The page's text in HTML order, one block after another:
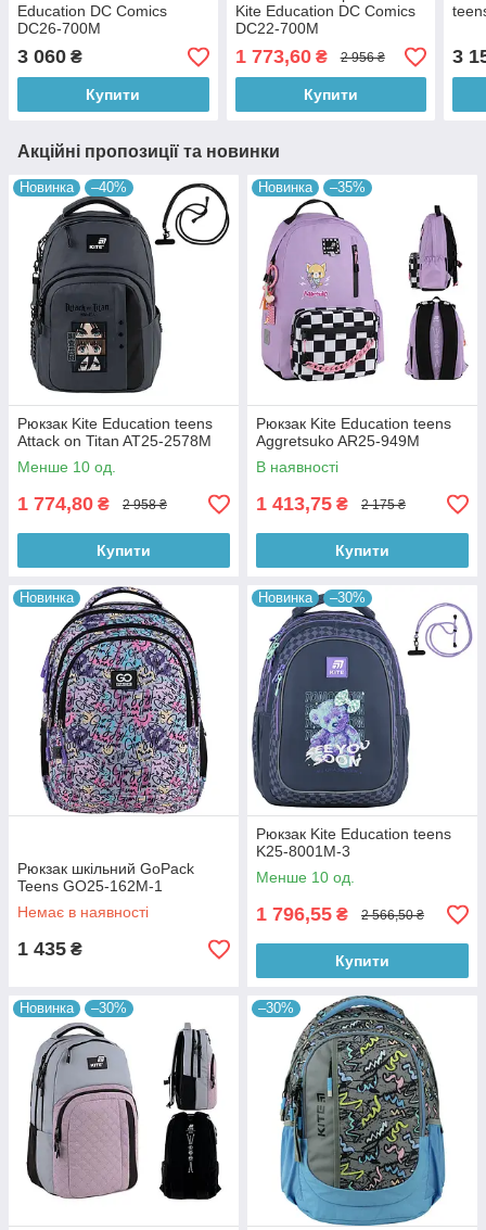
Education DC Comics
DC26-700M
3 060 ₴
Купити
Kite Education DC Comics
DC22-700M
1 773,60₴ 2 956 ₴
Купити
3
Акційні пропозиції та новинки
Новинка –40%
Рюкзак Kite Education teens
Attack on Titan AT25-2578M
Менше 10 од.
1 774,80 ₴ 2 958 ₴
Купити
Новинка –35%
Рюкзак Kite Education teens
Aggretsuko AR25-949M
В наявності
1 413,75 ₴ 2 175 ₴
Купити
Новинка
Рюкзак шкільний GoPack
Teens GO25-162M-1
Немає в наявності
1 435 ₴
Новинка –30%
Рюкзак Kite Education teens
K25-8001M-3
Менше 10 од.
1 796,55 ₴ 2 566,50 ₴
Купити
Новинка –30% –30%